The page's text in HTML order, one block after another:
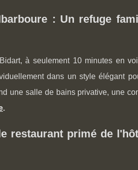
: Un refuge
à seulement 10 minutes en
dans un style élégant
une salle de bains privative, une
.
restaurant primé de